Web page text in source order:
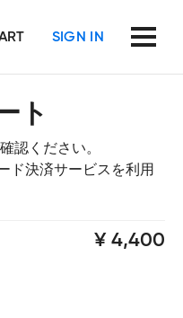
SIGN IN
ト
認ください。
ド決済サービスを利用
4,400